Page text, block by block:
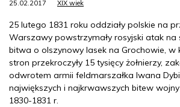
25.02.2017 XIX wiek
25 lutego 1831 roku oddziały polskie na
Warszawy powstrzymały rosyjski atak na
bitwa o olszynowy lasek na Grochowie, w
stron przekroczyły 15 tysięcy żołnierzy,
odwrotem armii feldmarszałka Iwana
największych i najkrwawszych bitew
1830-1831 r.